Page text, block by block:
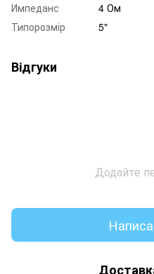
Импеданс
4 Ом
Типорозмір
5"
Відгуки
Додайте